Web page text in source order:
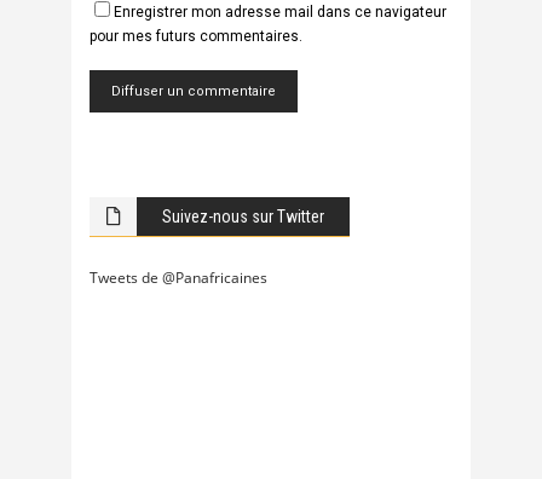
Enregistrer mon adresse mail dans ce navigateur
pour mes futurs commentaires.
Suivez-nous sur Twitter
Tweets de @Panafricaines